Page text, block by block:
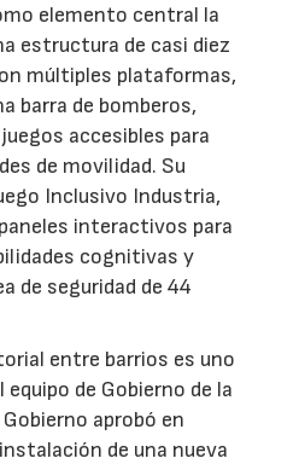
elemento central la
estructura de casi diez
múltiples plataformas,
barra de bomberos,
accesibles para
de movilidad. Su
Inclusivo Industria,
interactivos para
cognitivas y
de seguridad de 44
entre barrios es uno
de Gobierno de la
aprobó en
de una nueva